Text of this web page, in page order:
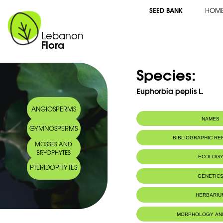
Lebanon
Flora
SEED BANK
ANGIOSPERMS
GYMNOSPERMS
MOSSES AND
BRYOPHYTES
PTERIDOPHYTES
Species:
Euphorbia peplis L.
NAMES
BIBLIOGRAPHIC
ECOLOGY
Bords de la
MORPHOLOGY